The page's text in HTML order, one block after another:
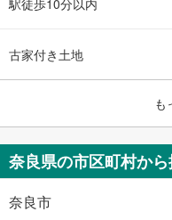
古家付き土地
も
奈良県の市区町村か
奈良市